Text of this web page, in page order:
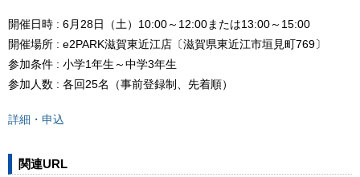
開催日時 : 6月28日（土）10:00～12:00または13:00～15:00
開催場所 : e2PARK滋賀東近江店〔滋賀県東近江市垣見町769〕
参加条件 : 小学1年生～中学3年生
参加人数 : 各回25名（事前登録制、先着順）
詳細・申込
関連URL